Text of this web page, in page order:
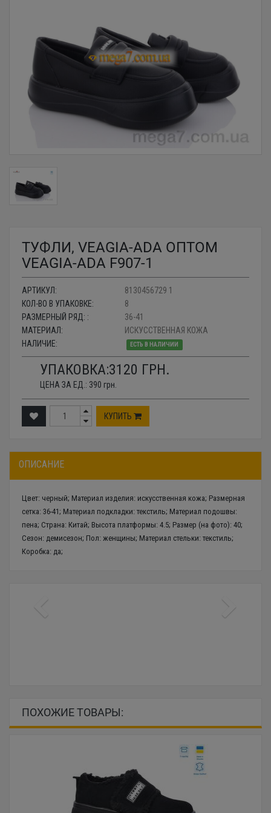
ТУФЛИ, VEAGIA-ADA ОПТОМ
VEAGIA-ADA F907-1
АРТИКУЛ:
8130456729 1
КОЛ-ВО В УПАКОВКЕ:
8
РАЗМЕРНЫЙ РЯД: :
36-41
МАТЕРИАЛ:
ИСКУССТВЕННАЯ КОЖА
НАЛИЧИЕ:
ЕСТЬ В НАЛИЧИИ
УПАКОВКА:3120 ГРН.
ЦЕНА ЗА ЕД.: 390 грн.
КУПИТЬ
ОПИСАНИЕ
Цвет: черный; Материал изделия: искусственная кожа; Размерная
сетка: 36-41; Материал подкладки: текстиль; Материал подошвы:
пена; Страна: Китай; Высота платформы: 4.5; Размер (на фото): 40;
Сезон: демисезон; Пол: женщины; Материал стельки: текстиль;
Коробка: да;
ПОХОЖИЕ ТОВАРЫ: